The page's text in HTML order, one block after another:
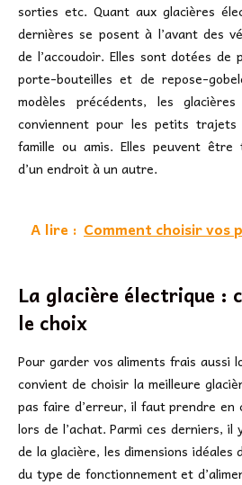
sorties etc. Quant aux glacières
dernières se posent à l’avant des
de l’accoudoir. Elles sont dotées de
porte-bouteilles et de repose-
modèles précédents, les
conviennent pour les petits
famille ou amis. Elles peuvent être
d’un endroit à un autre.
A lire : Comment choisir vos
La glacière électrique :
le choix
Pour garder vos aliments frais aussi
convient de choisir la meilleure
pas faire d’erreur, il faut prendre
lors de l’achat. Parmi ces derniers, il
de la glacière, les dimensions idéales
du type de fonctionnement et